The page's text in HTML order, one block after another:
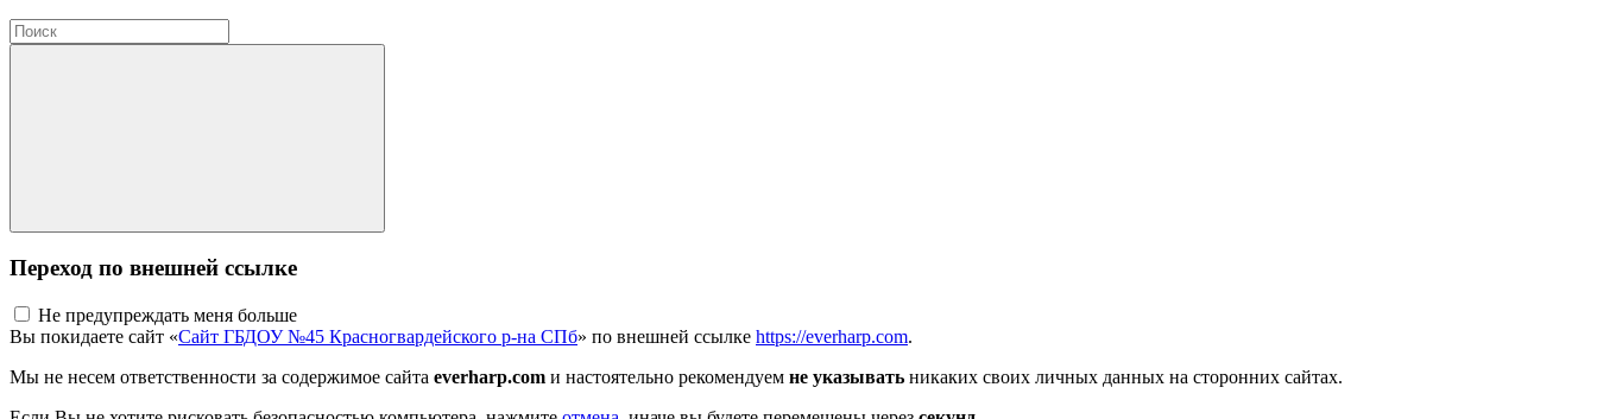
Переход по внешней ссылке
Не предупреждать меня больше
Вы покидаете сайт «Сайт ГБДОУ №45 Красногвардейского р-на СПб» по внешней ссылке https://everharp.com.
Мы не несем ответственности за содержимое сайта everharp.com и настоятельно рекомендуем не указывать никаких своих личных данных на сторонних сайтах.